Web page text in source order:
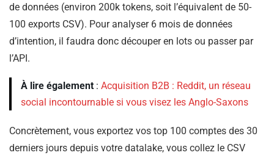
de données (environ 200k tokens, soit l’équivalent de 50-
100 exports CSV). Pour analyser 6 mois de données
d’intention, il faudra donc découper en lots ou passer par
l’API.
À lire également : Acquisition B2B : Reddit, un réseau
social incontournable si vous visez les Anglo-Saxons
Concrètement, vous exportez vos top 100 comptes des 30
derniers jours depuis votre datalake, vous collez le CSV